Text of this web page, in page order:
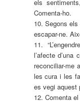
els
Comenta-ho.
10. Segons
escapar-ne.
11.
l’afecte
reconciliar-me
les cura i les
es vegi aquest
12. Comenta